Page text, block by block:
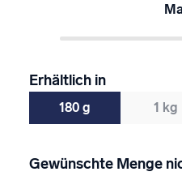
Erhältlich in
180 g 1 kg
Gewünschte Menge